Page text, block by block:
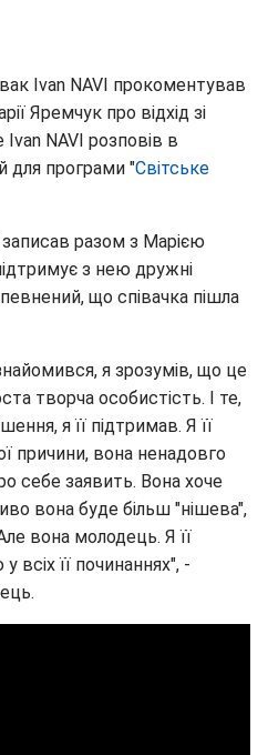
Ivan NAVI прокоментував
Яремчук про відхід зі
NAVI розповів в
для програми "Світське
записав разом з Марією
з нею дружні
що співачка пішла
я зрозумів, що це
творча особистість. І те,
я її підтримав. Я її
причини, вона ненадовго
себе заявить. Вона хоче
вона буде більш "нішева",
вона молодець. Я її
її починаннях", -